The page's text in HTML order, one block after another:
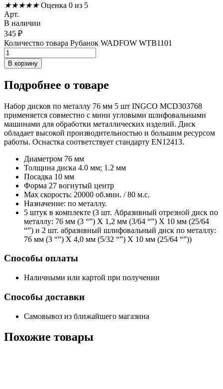
★★★★★ Оценка 0 из 5
Арт.
В наличии
345 ₽
Количество товара Рубанок WADFOW WTB1101
В корзину
Подробнее о товаре
Набор дисков по металлу 76 мм 5 шт INGCO MCD303768
применяется совместно с мини угловыми шлифовальными
машинами для обработки металлических изделий. Диск
обладает высокой производительностью и большим ресурсом
работы. Оснастка соответствует стандарту EN12413.
Диаметром 76 мм
Толщина диска 4.0 мм; 1.2 мм
Посадка 10 мм
Форма 27 вогнутый центр
Max скорость: 20000 об.мин. / 80 м.с.
Назначение: по металлу.
5 штук в комплекте (3 шт. Абразивный отрезной диск по
металлу: 76 мм (3 “”) X 1,2 мм (3/64 “”) X 10 мм (25/64
“”) и 2 шт. абразивный шлифовальный диск по металлу:
76 мм (3 “”) X 4,0 мм (5/32 “”) X 10 мм (25/64 “”))
Способы оплаты
Наличными или картой при получении
Способы доставки
Самовывоз из ближайшего магазина
Похожие товары